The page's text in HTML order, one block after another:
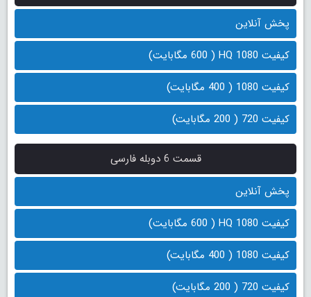
پخش آنلاین
کیفیت 1080 HQ ( 600 مگابایت)
کیفیت 1080 ( 400 مگابایت)
کیفیت 720 ( 200 مگابایت)
قسمت 6 دوبله فارسی
پخش آنلاین
کیفیت 1080 HQ ( 600 مگابایت)
کیفیت 1080 ( 400 مگابایت)
کیفیت 720 ( 200 مگابایت)